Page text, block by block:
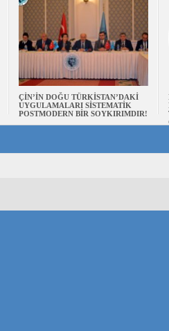
ÇİN’İN DOĞU TÜRKİSTAN’DAKİ
UYGULAMALARI SİSTEMATİK
POSTMODERN BİR SOYKIRIMDIR!